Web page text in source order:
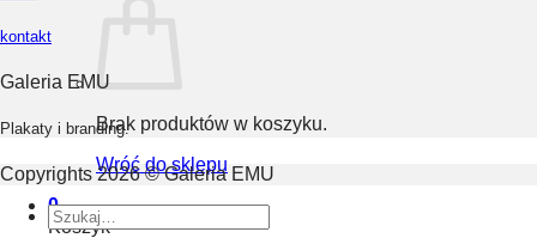
Brak produktów w koszyku.
Wróć do sklepu
0
Koszyk
kontakt
Galeria EMU
Plakaty i branding.
Copyrights 2026 © Galeria EMU
Szukaj: